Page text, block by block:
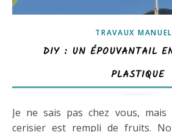
TRAVAUX
DIY : UN ÉPOUVANTAIL
PLASTIQUE
Je ne sais pas chez vous, mais à la maison notre
cerisier est rempli de fruits.